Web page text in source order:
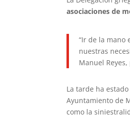
asociaciones de
“Ir de la mano
nuestras
Manuel
La tarde ha
Ayuntamiento de
como la